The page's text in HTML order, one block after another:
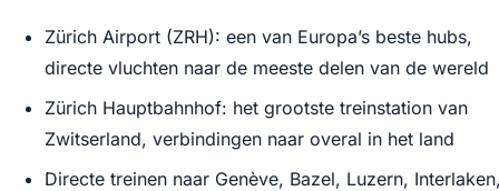
Zürich Airport (ZRH): een van Europa’s beste hubs,
directe vluchten naar de meeste delen van de wereld
Zürich Hauptbahnhof: het grootste treinstation van
Zwitserland, verbindingen naar overal in het land
Directe treinen naar Genève, Bazel, Luzern,